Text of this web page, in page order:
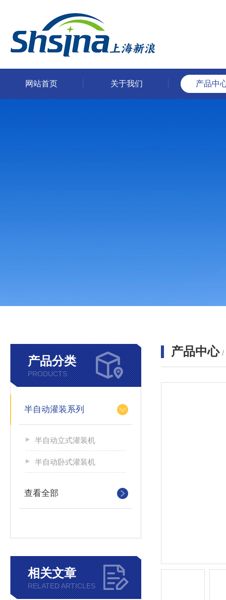
网站首页 关于我们 产品中
产品分类
PRODUCTS
半自动灌装系列
半自动立式灌装机
半自动卧式灌装机
查看全部
相关文章
RELATED ARTICLES
产品中心 /